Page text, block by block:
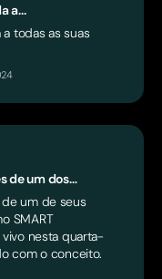
a...
todas as suas
de um dos…
um de seus
SMART
nesta quarta-
com o conceito.